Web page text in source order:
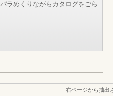
ラめくりながらカタログをごら
右ページから抽出